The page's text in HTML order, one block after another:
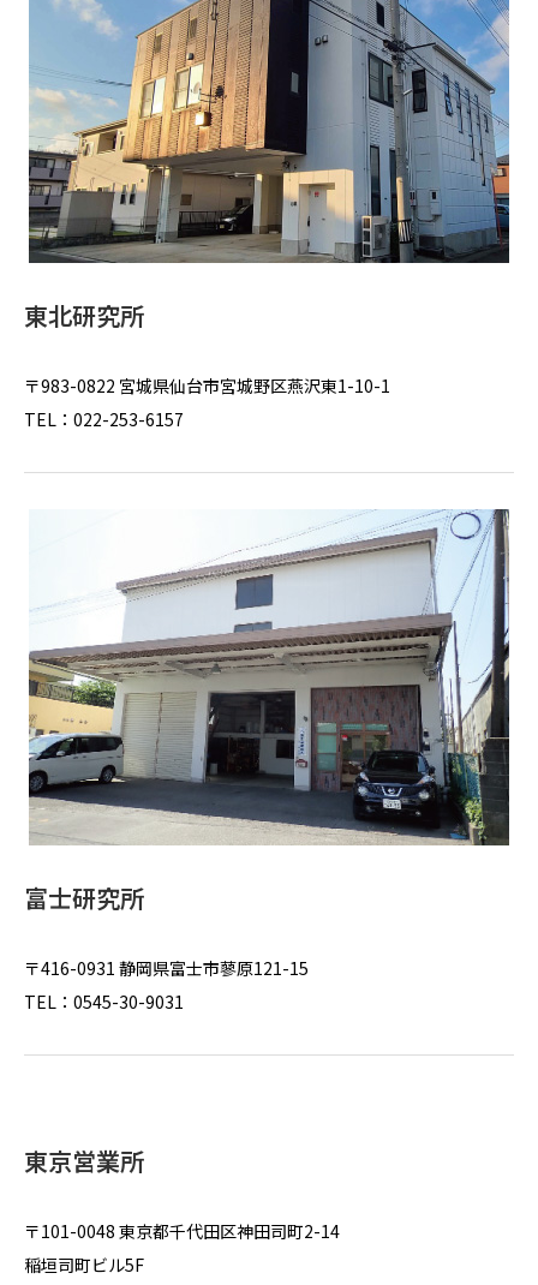
東北研究所
〒983-0822 宮城県仙台市宮城野区燕沢東1-10-1
TEL：022-253-6157
富士研究所
〒416-0931 静岡県富士市蓼原121-15
TEL：0545-30-9031
東京営業所
〒101-0048 東京都千代田区神田司町2-14
稲垣司町ビル5F